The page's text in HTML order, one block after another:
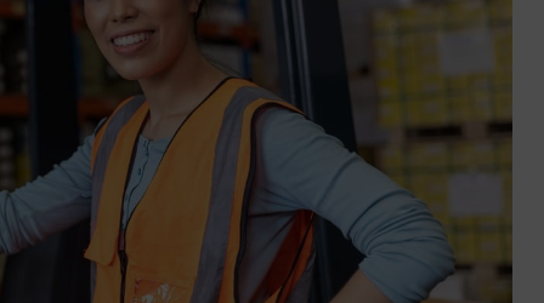
une
agence
Rupture
arrêt maladie : est-ce
possible en 2026 ?
4 min. de lecture